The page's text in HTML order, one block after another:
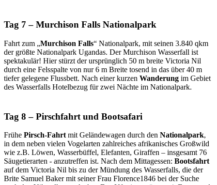
Tag 7 – Murchison Falls Nationalpark
Fahrt zum „Murchison Falls“ Nationalpark, mit seinen 3.840 qkm
der größte Nationalpark Ugandas. Der Murchison Wasserfall ist
spektakulär! Hier stürzt der ursprünglich 50 m breite Victoria Nil
durch eine Felsspalte von nur 6 m Breite tosend in das über 40 m
tiefer gelegene Flussbett. Nach einer kurzen Wanderung im Gebiet
des Wasserfalls Hotelbezug für zwei Nächte im Nationalpark.
Tag 8 – Pirschfahrt und Bootsafari
Frühe Pirsch-Fahrt mit Geländewagen durch den Nationalpark,
in dem neben vielen Vogelarten zahlreiches afrikanisches Großwild
wie z.B. Löwen, Wasserbüffel, Elefanten, Giraffen – insgesamt 76
Säugetierarten - anzutreffen ist. Nach dem Mittagessen: Bootsfahrt
auf dem Victoria Nil bis zu der Mündung des Wasserfalls, die der
Brite Samuel Baker mit seiner Frau Florence1846 bei der Suche